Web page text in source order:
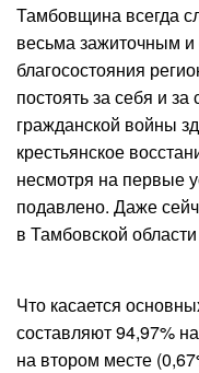
Тамбовщина всегда
весьма зажиточным
благосостояния
постоять за себя и
гражданской войны
крестьянское
несмотря на первые
подавлено. Даже
в Тамбовской
Что касается
составляют 94,97%
на втором месте